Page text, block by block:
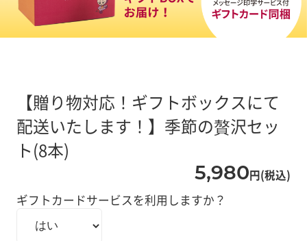
【贈り物対応！ギフトボックスにて
配送いたします！】季節の贅沢セッ
ト(8本)
5,980円(税込)
ギフトカードサービスを利用しますか？